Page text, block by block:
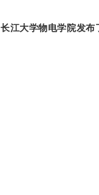
长江大学物电学院发布